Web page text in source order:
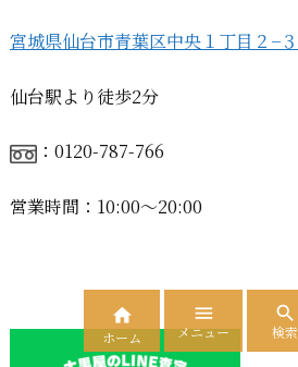
宮城県仙台市青葉区中央１丁目２−３
仙台駅より徒歩2分
：0120-787-766
営業時間：10:00〜20:00

ホーム

メニュー

検索